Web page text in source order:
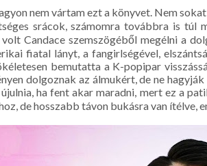
nem vártam ezt a könyvet. Nem
srácok, számomra továbbra is túl
volt Candace szemszögéből megélni a
fiatal lányt, a fangirlségével,
bemutatta a K-popipar
dolgoznak az álmukért, de ne
ha fent akar maradni, mert ez a
de hosszabb távon bukásra van ítélve,